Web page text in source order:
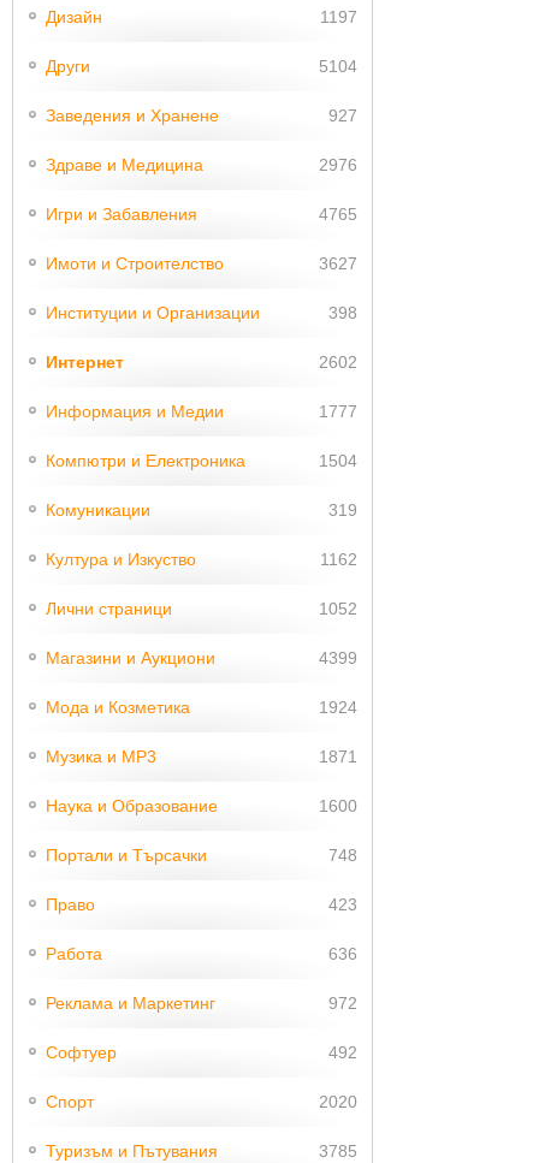
Дизайн 1197
Други 5104
Заведения и Хранене 927
Здраве и Медицина 2976
Игри и Забавления 4765
Имоти и Строителство 3627
Институции и Организации 398
Интернет 2602
Информация и Медии 1777
Компютри и Електроника 1504
Комуникации 319
Култура и Изкуство 1162
Лични страници 1052
Магазини и Аукциони 4399
Мода и Козметика 1924
Музика и MP3 1871
Наука и Образование 1600
Портали и Търсачки 748
Право 423
Работа 636
Реклама и Маркетинг 972
Софтуер 492
Спорт 2020
Туризъм и Пътувания 3785